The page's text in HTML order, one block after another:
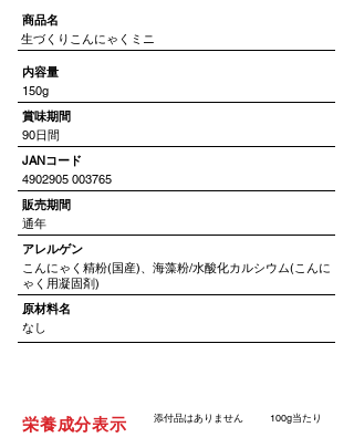
​商品名
生づくりこんにゃくミニ
​内容量
150g
賞味期間
90日間
JANコード
4902905 003765
​販売期間
通年
アレルゲン
こんにゃく精粉(国産)、海藻粉/水酸化カルシウム(こんに
ゃく用凝固剤)
​原材料名
なし
栄養成分表示 添付品はありません 100g当たり